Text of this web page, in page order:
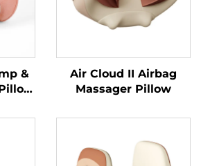
&
Air Cloud II Airbag
Massager Pillow